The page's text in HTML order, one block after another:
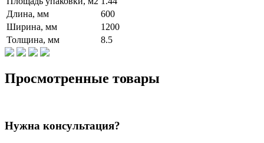
Длина, мм
600
Ширина, мм
1200
Толщина, мм
8.5
Просмотренные товары
Нужна консультация?